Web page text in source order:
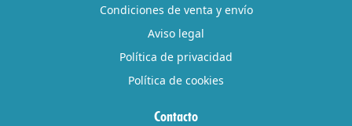
Condiciones de venta y envío
Aviso legal
Política de privacidad
Política de cookies
Contacto